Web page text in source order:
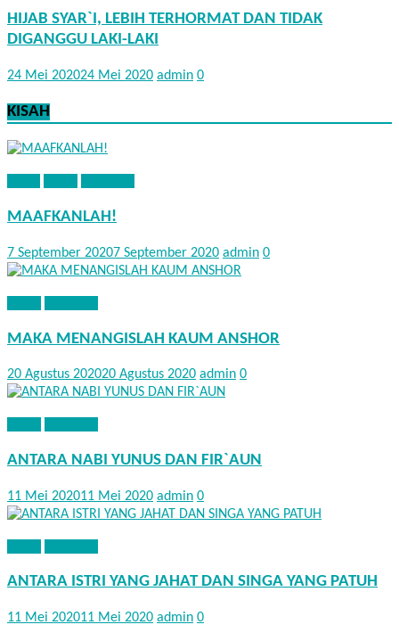
HIJAB SYAR`I, LEBIH TERHORMAT DAN TIDAK
DIGANGGU LAKI-LAKI
24 Mei 202024 Mei 2020 admin 0
KISAH
MAAFKANLAH!
7 September 20207 September 2020 admin 0
MAKA MENANGISLAH KAUM ANSHOR
20 Agustus 202020 Agustus 2020 admin 0
ANTARA NABI YUNUS DAN FIR`AUN
11 Mei 202011 Mei 2020 admin 0
ANTARA ISTRI YANG JAHAT DAN SINGA YANG PATUH
11 Mei 202011 Mei 2020 admin 0